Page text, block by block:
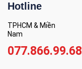
Hotline
TPHCM & Miền
Nam
077.866.99.68